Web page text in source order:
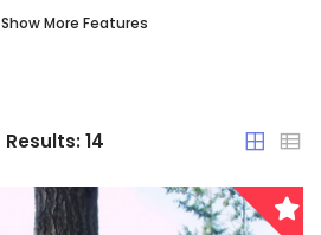
Show More Features
Results:14